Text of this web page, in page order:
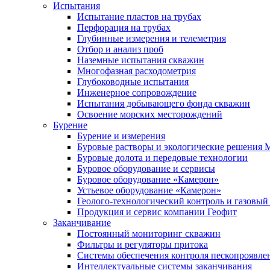
Испытания
Испытание пластов на трубах
Перфорация на трубах
Глубинные измерения и телеметрия
Отбор и анализ проб
Наземные испытания скважин
Многофазная расходометрия
Глубоководные испытания
Инженерное сопровождение
Испытания добывающего фонда скважин
Освоение морских месторождений
Бурение
Бурение и измерения
Буровые растворы и экологические решения
Буровые долота и передовые технологии
Буровое оборудование и сервисы
Буровое оборудование «Камерон»
Устьевое оборудование «Камерон»
Геолого-технологический контроль и
Продукция и сервис компании Геофит
Заканчивание
Постоянный мониторинг скважин
Фильтры и регуляторы притока
Cистемы обеспечения контроля
Интеллектуальные системы заканчивания